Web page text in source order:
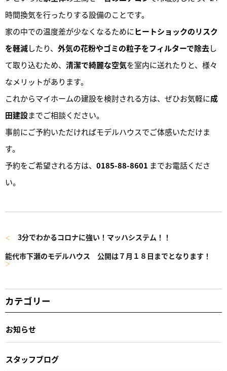
時間換気を行ったりする設備のことです。
家の中での温度差が少なくなるためにヒートショックのリスク
を軽減したり、 外気の花粉やゴミの粒子をフィルターで除去し
て取り込むため、 清潔で綺麗な空気を室内に送れたりと、様々
なメリットがあります。
これからマイホームの建設を検討される方は、ぜひお気軽に成
田建設までご相談ください。
事前にご予約いただければモデルハウスでご体感いただけま
す。
予約をご希望される方は、 0185-88-8601 までお電話くださ
い。
＜
3分でわかるコロナに強い！マッハシステム！！
能代市下瀬のモデルハウス 公開は７月１８日までとなります！
＞
カテゴリー
お知らせ
スタッフブログ